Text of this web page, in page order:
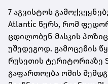
7 აგვისტოს
Atlantic წერს, რომ
ცდილობენ მასკის
უშედეგოდ. გამოცემის
რუსეთის ტერიტორიაზე
გაფართოება ომის